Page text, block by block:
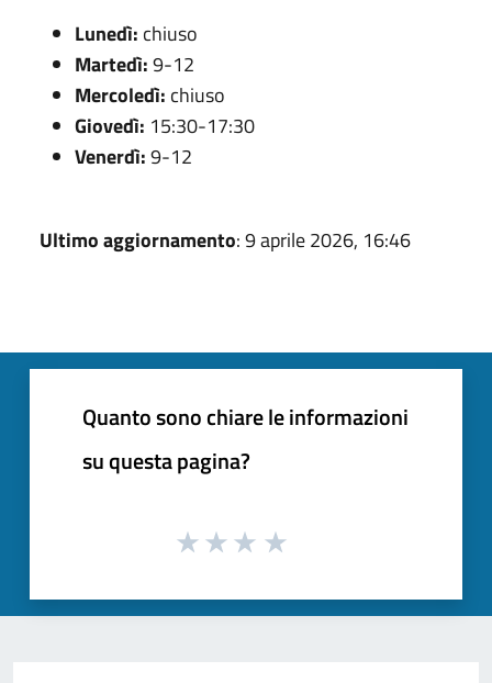
Lunedì: chiuso
Martedì:9-12
Mercoledì: chiuso
Giovedì: 15:30-17:30
Venerdì:9-12
Ultimo aggiornamento: 9 aprile 2026, 16:46
Quanto sono chiare le informazioni
su questa pagina?